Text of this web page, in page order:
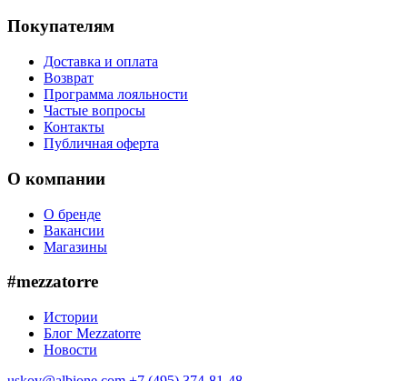
Покупателям
Доставка и оплата
Возврат
Программа лояльности
Частые вопросы
Контакты
Публичная оферта
О компании
О бренде
Вакансии
Магазины
#mezzatorre
Истории
Блог Mezzatorre
Новости